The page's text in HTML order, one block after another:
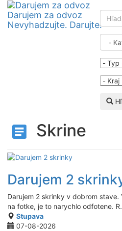
Darujem za odvoz
Nevyhadzujte. Darujte!
Skrine
Darujem 2
Darujem 2 skrinky v dobrom
na fotke, je to narychlo odfotene.
Stupava
07-08-2026